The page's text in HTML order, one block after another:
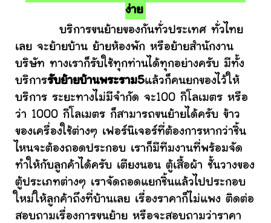
ง่าย
บริการขนย้ายของกันทั่วประเทศ ทั่วไทย
เลย จะย้ายบ้าน ย้ายห้องพัก หรือย้ายสำนักงาน
บริษัท ทางเราก็รับใช้ทุกท่านได้ทุกอย่างครับ มีทั้ง
บริการรับย้ายบ้านพระราม5แล้วก็คนยกของไว้ให้
บริการ ระยะทางไม่มีจำกัด จะ100 กิโลเมตร หรือ
ว่า 1000 กิโลเมตร ก็สามารถขนย้ายได้ครับ ข้าว
ของเครื่องใช้ต่างๆ เฟอร์นิเจอร์ที่ต้องการหากว่าชิ้น
ไหนจะต้องถอดประกอบ เราก็มีทีมงานที่พร้อมจัด
ทำให้กับลูกค้าได้ครับ เตียงนอน ตู้เสื้อผ้า ชั้นวางของ
ตู้ประเภทต่างๆ เราจัดถอดแยกชิ้นแล้วไปประกอบ
ใหม่ให้ลูกค้าถึงที่บ้านเลย เรื่องราคาก็ไม่แพง ติดต่อ
สอบถามเรื่องการขนย้าย หรือจะสอบถามว่าราคา